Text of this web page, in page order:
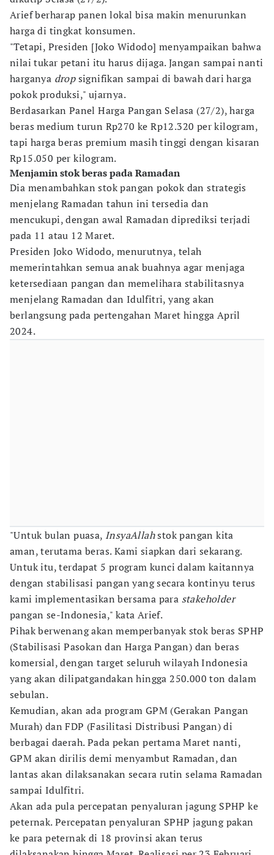
Arief berharap panen lokal bisa makin menurunkan
harga di tingkat konsumen.
"Tetapi, Presiden [Joko Widodo] menyampaikan bahwa
nilai tukar petani itu harus dijaga. Jangan sampai nanti
harganya dropsignifikan sampai di bawah dari harga
pokok produksi," ujarnya.
Berdasarkan Panel Harga Pangan Selasa (27/2), harga
beras medium turun Rp270 ke Rp12.320 per kilogram,
tapi harga beras premium masih tinggi dengan kisaran
Rp15.050 per kilogram.
Menjamin stok beras pada Ramadan
Dia menambahkan stok pangan pokok dan strategis
menjelang Ramadan tahun ini tersedia dan
mencukupi, dengan awal Ramadan diprediksi terjadi
pada 11 atau 12 Maret.
Presiden Joko Widodo, menurutnya, telah
memerintahkan semua anak buahnya agar menjaga
ketersediaan pangan dan memelihara stabilitasnya
menjelang Ramadan dan Idulfitri, yang akan
berlangsung pada pertengahan Maret hingga April
2024.
"Untuk bulan puasa, InsyaAllahstok pangan kita
aman, terutama beras. Kami siapkan dari sekarang.
Untuk itu, terdapat 5 program kunci dalam kaitannya
dengan stabilisasi pangan yang secara kontinyu terus
kami implementasikan bersama para stakeholder
pangan se-Indonesia," kata Arief.
Pihak berwenang akan memperbanyak stok beras SPHP
(Stabilisasi Pasokan dan Harga Pangan) dan beras
komersial, dengan target seluruh wilayah Indonesia
yang akan dilipatgandakan hingga 250.000 ton dalam
sebulan.
Kemudian, akan ada program GPM (Gerakan Pangan
Murah) dan FDP (Fasilitasi Distribusi Pangan) di
berbagai daerah. Pada pekan pertama Maret nanti,
GPM akan dirilis demi menyambut Ramadan, dan
lantas akan dilaksanakan secara rutin selama Ramadan
sampai Idulfitri.
Akan ada pula percepatan penyaluran jagung SPHP ke
peternak. Percepatan penyaluran SPHP jagung pakan
ke para peternak di 18 provinsi akan terus